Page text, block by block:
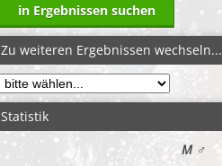
in Ergebnissen suchen
Zu weiteren Ergebnissen wechseln...
Statistik
M ♂